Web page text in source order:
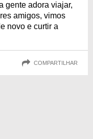
gente adora viajar,
amigos, vimos
novo e curtir a
COMPARTILHAR